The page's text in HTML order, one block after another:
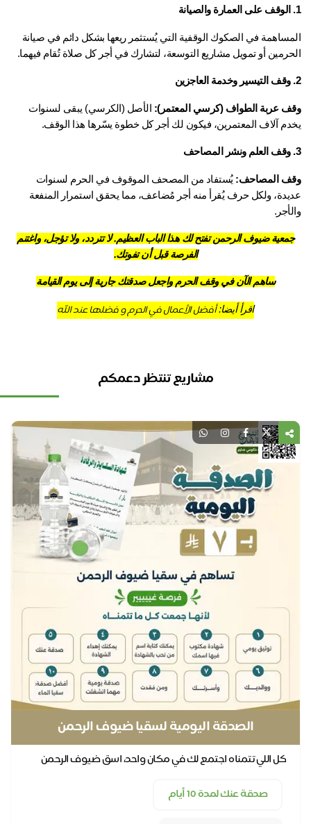
المساهمة في الصكوك الوقفية التي يُستثمر ريعها بشكل دائم في صيانة
أو تمويل مشاريع التوسعة، لتشارك في أجر كل صلاة تُقام فيهما.
عربة الطواف (كرسي المعتمر):
الأصل (الكرسي) يبقى لسنوات
آلاف المعتمرين، فيكون لك أجر كل خطوة يسّرها هذا الوقف.
المصاحف:
يُستفاد من المصحف الموقوف في الحرم لسنوات
عديدة، ولكل حرف يُقرأ منه أجر مُضاعف، مما يحقق استمرار المنفعة
ضيوف الرحمن تفتح لك هذا الباب العظيم. لا تتردد، ولا تؤجل، واغتنم
الفرصة قبل أن تفوتك.
ساهم الآن في وقف الحرم واجعل صدقتك جارية إلى يوم القيامة
اقرأ أيضا:أفضل الأعمال في الحرم و فضلها عند الله
مشاريع تنتظر دعمكم
الصدقة اليومية لسقيا ضيوف الرحمن
كل اللي تتمناه اجتمع لك في مكان واحد، اسق ضيوف الرحمن
صدقة عنك لمدة 10 أيام